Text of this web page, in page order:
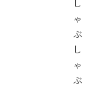
し
ゃ
ぶ
し
ゃ
ぶ